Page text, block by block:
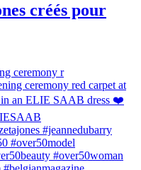
créés pour
ceremony r